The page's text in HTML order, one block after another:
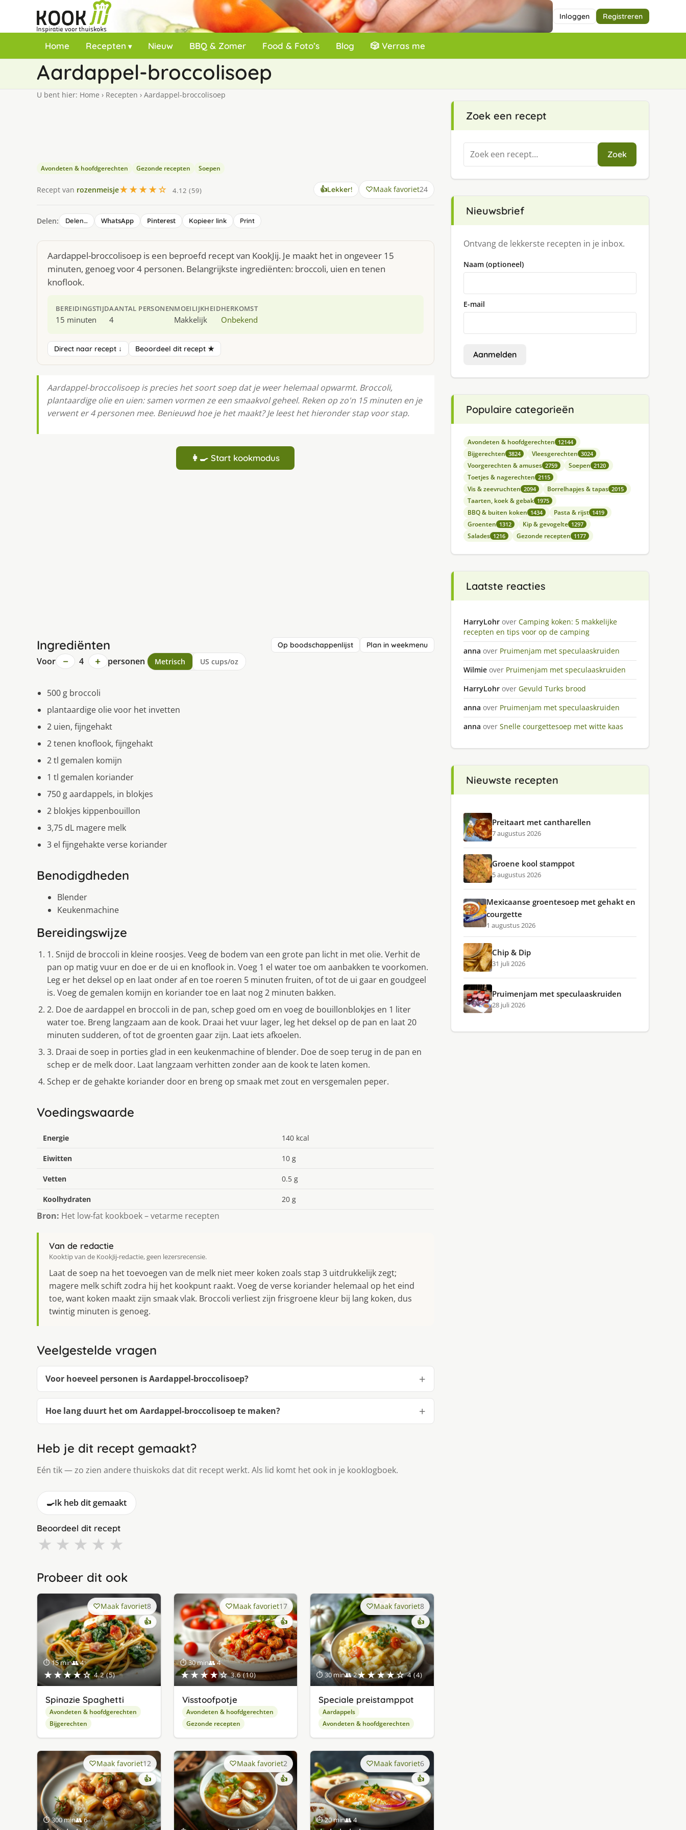
Inloggen Registreren
Home Recepten Nieuw BBQ & Zomer Food & Foto’s Blog 🎲 Verras me
Aardappel-broccolisoep
U bent hier: Home › Recepten › Aardappel-broccolisoep
Avondeten & hoofdgerechten Gezonde recepten Soepen
Recept van rozenmeisje★★★★☆ 4.12 (59) 👍Lekker! Maak favoriet24
Delen: Delen… WhatsApp Pinterest Kopieer link Print
Aardappel-broccolisoep is een beproefd recept van KookJij. Je maakt het in ongeveer 15
minuten, genoeg voor 4 personen. Belangrijkste ingrediënten: broccoli, uien en tenen
knoflook.
BEREIDINGSTIJD
15 minuten
AANTAL PERSONEN
4
MOEILIJKHEID
Makkelijk
HERKOMST
Onbekend
Direct naar recept ↓ Beoordeel dit recept ★
Aardappel-broccolisoep is precies het soort soep dat je weer helemaal opwarmt. Broccoli,
plantaardige olie en uien: samen vormen ze een smaakvol geheel. Reken op zo'n 15 minuten en je
verwent er 4 personen mee. Benieuwd hoe je het maakt? Je leest het hieronder stap voor stap.
👩‍🍳 Start kookmodus
Ingrediënten Op boodschappenlijst Plan in weekmenu
Voor − 4 + personen Metrisch US cups/oz
500 g broccoli
plantaardige olie voor het invetten
2 uien, fijngehakt
2 tenen knoflook, fijngehakt
2 tl gemalen komijn
1 tl gemalen koriander
750 g aardappels, in blokjes
2 blokjes kippenbouillon
3,75 dL magere melk
3 el fijngehakte verse koriander
Benodigdheden
Blender
Keukenmachine
Bereidingswijze
1. Snijd de broccoli in kleine roosjes. Veeg de bodem van een grote pan licht in met olie. Verhit de
pan op matig vuur en doe er de ui en knoflook in. Voeg 1 el water toe om aanbakken te voorkomen.
Leg er het deksel op en laat onder af en toe roeren 5 minuten fruiten, of tot de ui gaar en goudgeel
is. Voeg de gemalen komijn en koriander toe en laat nog 2 minuten bakken.
2. Doe de aardappel en broccoli in de pan, schep goed om en voeg de bouillonblokjes en 1 liter
water toe. Breng langzaam aan de kook. Draai het vuur lager, leg het deksel op de pan en laat 20
minuten sudderen, of tot de groenten gaar zijn. Laat iets afkoelen.
3. Draai de soep in porties glad in een keukenmachine of blender. Doe de soep terug in de pan en
schep er de melk door. Laat langzaam verhitten zonder aan de kook te laten komen.
Schep er de gehakte koriander door en breng op smaak met zout en versgemalen peper.
Voedingswaarde
Energie 140 kcal
Eiwitten 10 g
Vetten 0.5 g
Koolhydraten 20 g
Bron: Het low-fat kookboek – vetarme recepten
Van de redactie
Kooktip van de KookJij-redactie, geen lezersrecensie.
Laat de soep na het toevoegen van de melk niet meer koken zoals stap 3 uitdrukkelijk zegt;
magere melk schift zodra hij het kookpunt raakt. Voeg de verse koriander helemaal op het eind
toe, want koken maakt zijn smaak vlak. Broccoli verliest zijn frisgroene kleur bij lang koken, dus
twintig minuten is genoeg.
Veelgestelde vragen
Voor hoeveel personen is Aardappel-broccolisoep?
Hoe lang duurt het om Aardappel-broccolisoep te maken?
Heb je dit recept gemaakt?
Eén tik — zo zien andere thuiskoks dat dit recept werkt. Als lid komt het ook in je kooklogboek.
🍳Ik heb dit gemaakt
Beoordeel dit recept
★ ★ ★ ★ ★
Probeer dit ook
⏱ 15 min👥 4
★★★★☆ 4.2 (5)
Maak favoriet8
👍
Spinazie Spaghetti
Avondeten & hoofdgerechten
Bijgerechten
⏱ 30 min👥 4
★★★★☆ 3.6 (10)
Maak favoriet17
👍
Visstoofpotje
Avondeten & hoofdgerechten
Gezonde recepten
⏱ 30 min👥 2★★★★☆ 4 (4)
Maak favoriet8
👍
Speciale preistamppot
Aardappels
Avondeten & hoofdgerechten
⏱ 300 min👥 6
Maak favoriet12
👍
Maak favoriet2
👍
⏱ 20 min👥 4
Maak favoriet6
👍
Zoek een recept
Zoeken
naar:
Zoek
Nieuwsbrief
Ontvang de lekkerste recepten in je inbox.
Naam (optioneel)
E-mail
Aanmelden
Populaire categorieën
Avondeten & hoofdgerechten 12144
Bijgerechten 3824 Vleesgerechten 3024
Voorgerechten & amuses 2759 Soepen 2120
Toetjes & nagerechten 2115
Vis & zeevruchten 2094 Borrelhapjes & tapas 2015
Taarten, koek & gebak 1975
BBQ & buiten koken 1434 Pasta & rijst 1419
Groenten 1312 Kip & gevogelte 1297
Salades 1216 Gezonde recepten 1177
Laatste reacties
HarryLohr over Camping koken: 5 makkelijke
recepten en tips voor op de camping
anna over Pruimenjam met speculaaskruiden
Wilmie over Pruimenjam met speculaaskruiden
HarryLohr over Gevuld Turks brood
anna over Pruimenjam met speculaaskruiden
anna over Snelle courgettesoep met witte kaas
Nieuwste recepten
Preitaart met cantharellen
7 augustus 2026
Groene kool stamppot
5 augustus 2026
Mexicaanse groentesoep met gehakt en
courgette
1 augustus 2026
Chip & Dip
31 juli 2026
Pruimenjam met speculaaskruiden
28 juli 2026